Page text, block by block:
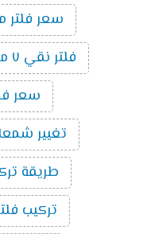
سعر فلتر مياه 7 مراحل
فلتر نقي ٧ مراحل
سعر فلتر 7
تغيير شمعات
طريقة
تركيب فلتر